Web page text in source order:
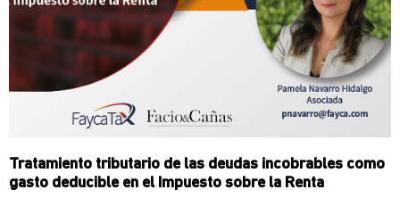
Tratamiento tributario de las deudas incobrables como
gasto deducible en el Impuesto sobre la Renta